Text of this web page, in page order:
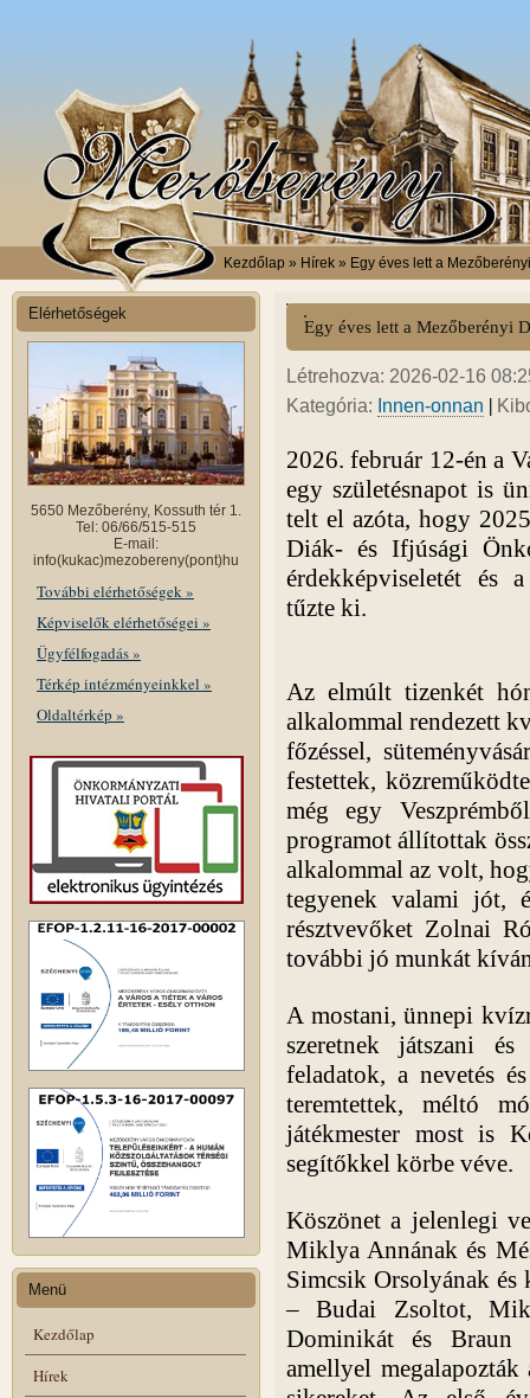
Kezdőlap » Hírek » Egy éves lett a
Elérhetőségek
5650 Mezőberény, Kossuth tér 1.
Tel: 06/66/515-515
E-mail:
info(kukac)mezobereny(pont)hu
További elérhetőségek »
Képviselők elérhetőségei »
Ügyfélfogadás »
Térkép intézményeinkkel »
Oldaltérkép »
Menü
Kezdőlap
Hírek
Egy éves lett a Mezőberényi
Létrehozva: 2026-02-16
Kategória: Innen-onnan |
2026. február 12-én a
egy születésnapot is
telt el azóta, hogy
Diák- és Ifjúsági
érdekképviseletét és
tűzte ki.
Az elmúlt tizenkét
alkalommal rendezett
főzéssel,
festettek,
még egy
programot állítottak
alkalommal az volt,
tegyenek valami jót,
résztvevőket Zolnai
további jó munkát
A mostani, ünnepi
szeretnek játszani
feladatok, a nevetés
teremtettek, méltó
játékmester most is
segítőkkel körbe véve.
Köszönet a jelenlegi
Miklya Annának és
Simcsik Orsolyának és
– Budai Zsoltot,
Dominikát és Braun
amellyel megalapozták